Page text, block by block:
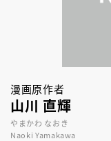
漫画原作者
山川 直輝
やまかわ なおき
Naoki Yamakawa